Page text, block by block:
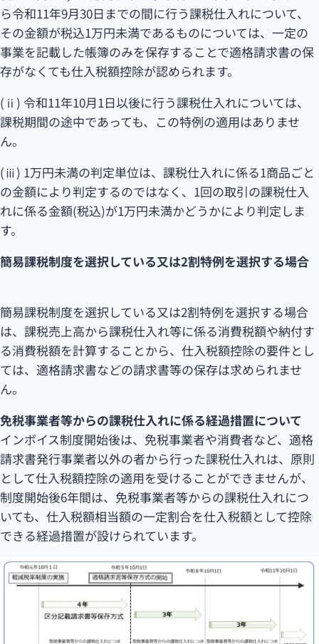
ら令和11年9月30日までの間に行う課税仕入れについて、
その金額が税込1万円未満であるものについては、一定の
事業を記載した帳簿のみを保存することで適格請求書の保
存がなくても仕入税額控除が認められます。
(ⅱ) 令和11年10月1日以後に行う課税仕入れについては、
課税期間の途中であっても、この特例の適用はありませ
ん。
(ⅲ) 1万円未満の判定単位は、課税仕入れに係る1商品ごと
の金額により判定するのではなく、1回の取引の課税仕入
れに係る金額(税込)が1万円未満かどうかにより判定しま
す。
簡易課税制度を選択している又は2割特例を選択する場合
簡易課税制度を選択している又は2割特例を選択する場合
は、課税売上高から課税仕入れ等に係る消費税額や納付す
る消費税額を計算することから、仕入税額控除の要件とし
ては、適格請求書などの請求書等の保存は求められませ
ん。
免税事業者等からの課税仕入れに係る経過措置について
インボイス制度開始後は、免税事業者や消費者など、適格
請求書発行事業者以外の者から行った課税仕入れは、原則
として仕入税額控除の適用を受けることができませんが、
制度開始後6年間は、免税事業者等からの課税仕入れにつ
いても、仕入税額相当額の一定割合を仕入税額として控除
できる経過措置が設けられています。